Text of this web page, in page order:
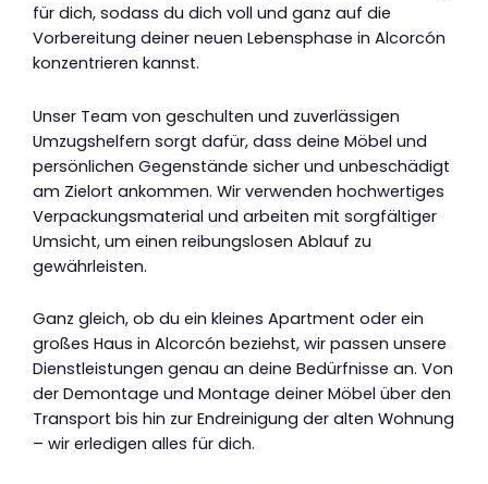
für dich, sodass du dich voll und ganz auf die
Vorbereitung deiner neuen Lebensphase in Alcorcón
konzentrieren kannst.
Unser Team von geschulten und zuverlässigen
Umzugshelfern sorgt dafür, dass deine Möbel und
persönlichen Gegenstände sicher und unbeschädigt
am Zielort ankommen. Wir verwenden hochwertiges
Verpackungsmaterial und arbeiten mit sorgfältiger
Umsicht, um einen reibungslosen Ablauf zu
gewährleisten.
Ganz gleich, ob du ein kleines Apartment oder ein
großes Haus in Alcorcón beziehst, wir passen unsere
Dienstleistungen genau an deine Bedürfnisse an. Von
der Demontage und Montage deiner Möbel über den
Transport bis hin zur Endreinigung der alten Wohnung
– wir erledigen alles für dich.